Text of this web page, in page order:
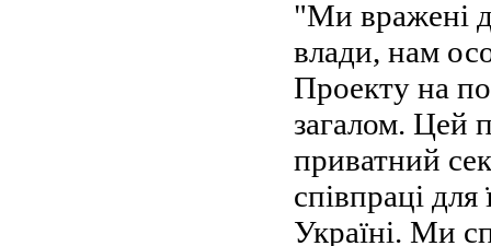
"Ми вражені
влади, нам
Проекту на
загалом. Цей
приватний
співпраці
Україні. Ми